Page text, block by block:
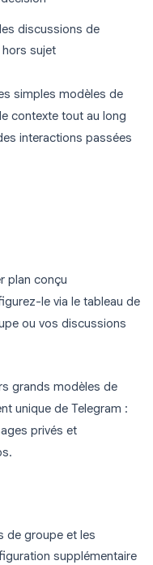
discussions de
sujet
simples modèles de
contexte tout au long
interactions passées
plan conçu
le via le tableau de
ou vos discussions
grands modèles de
unique de Telegram :
privés et
de groupe et les
supplémentaire